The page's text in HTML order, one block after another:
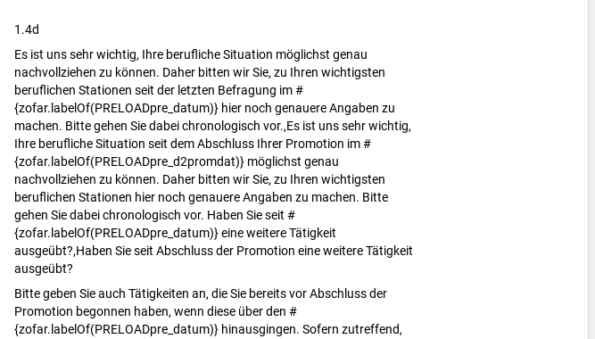
1.4d
Es ist uns sehr wichtig, Ihre berufliche Situation möglichst genau
nachvollziehen zu können. Daher bitten wir Sie, zu Ihren wichtigsten
beruflichen Stationen seit der letzten Befragung im #
{zofar.labelOf(PRELOADpre_datum)} hier noch genauere Angaben zu
machen. Bitte gehen Sie dabei chronologisch vor.,Es ist uns sehr wichtig,
Ihre berufliche Situation seit dem Abschluss Ihrer Promotion im #
{zofar.labelOf(PRELOADpre_d2promdat)} möglichst genau
nachvollziehen zu können. Daher bitten wir Sie, zu Ihren wichtigsten
beruflichen Stationen hier noch genauere Angaben zu machen. Bitte
gehen Sie dabei chronologisch vor. Haben Sie seit #
{zofar.labelOf(PRELOADpre_datum)} eine weitere Tätigkeit
ausgeübt?,Haben Sie seit Abschluss der Promotion eine weitere Tätigkeit
ausgeübt?
Bitte geben Sie auch Tätigkeiten an, die Sie bereits vor Abschluss der
Promotion begonnen haben, wenn diese über den #
{zofar.labelOf(PRELOADpre_datum)} hinausgingen. Sofern zutreffend,